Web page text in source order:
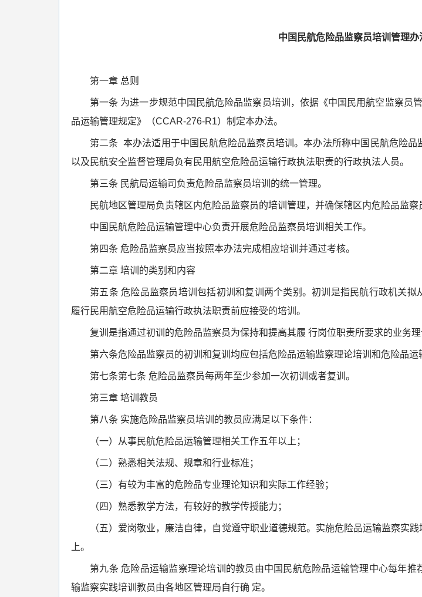
中国民航危险品监察员培训管理办
第一章 总则
第一条 为进一步规范中国民航危险品监察员培训，依据《中国民用航空监察员
品运输管理规定》（CCAR-276-R1）制定本办法。
第二条 本办法适用于中国民航危险品监察员培训。本办法所称中国民航危险
以及民航安全监督管理局负有民用航空危险品运输行政执法职责的行政执法人员。
第三条 民航局运输司负责危险品监察员培训的统一管理。
民航地区管理局负责辖区内危险品监察员的培训管理，并确保辖区内危险品监察
中国民航危险品运输管理中心负责开展危险品监察员培训相关工作。
第四条 危险品监察员应当按照本办法完成相应培训并通过考核。
第二章 培训的类别和内容
第五条 危险品监察员培训包括初训和复训两个类别。初训是指民航行政机关
履行民用航空危险品运输行政执法职责前应接受的培训。
复训是指通过初训的危险品监察员为保持和提高其履 行岗位职责所要求的业务
第六条危险品监察员的初训和复训均应包括危险品运输监察理论培训和危险品运
第七条第七条 危险品监察员每两年至少参加一次初训或者复训。
第三章 培训教员
第八条 实施危险品监察员培训的教员应满足以下条件：
（一）从事民航危险品运输管理相关工作五年以上；
（二）熟悉相关法规、规章和行业标准；
（三）有较为丰富的危险品专业理论知识和实际工作经验；
（四）熟悉教学方法，有较好的教学传授能力；
（五）爱岗敬业，廉洁自律，自觉遵守职业道德规范。实施危险品运输监察实
上。
第九条 危险品运输监察理论培训的教员由中国民航危险品运输管理中心每年
输监察实践培训教员由各地区管理局自行确 定。